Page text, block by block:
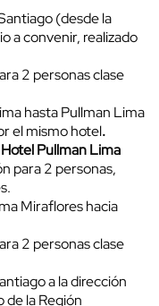
(desde la
a convenir, realizado
2 personas clase
hasta Pullman Lima
el mismo hotel.
HotelPullman Lima
para 2 personas,
Miraflores hacia
2 personas clase
a la dirección
la Región